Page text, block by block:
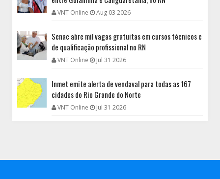
VNT Online Aug 03 2026
Senac abre mil vagas gratuitas em cursos técnicos e
de qualificação profissional no RN
VNT Online Jul 31 2026
Inmet emite alerta de vendaval para todas as 167
cidades do Rio Grande do Norte
VNT Online Jul 31 2026